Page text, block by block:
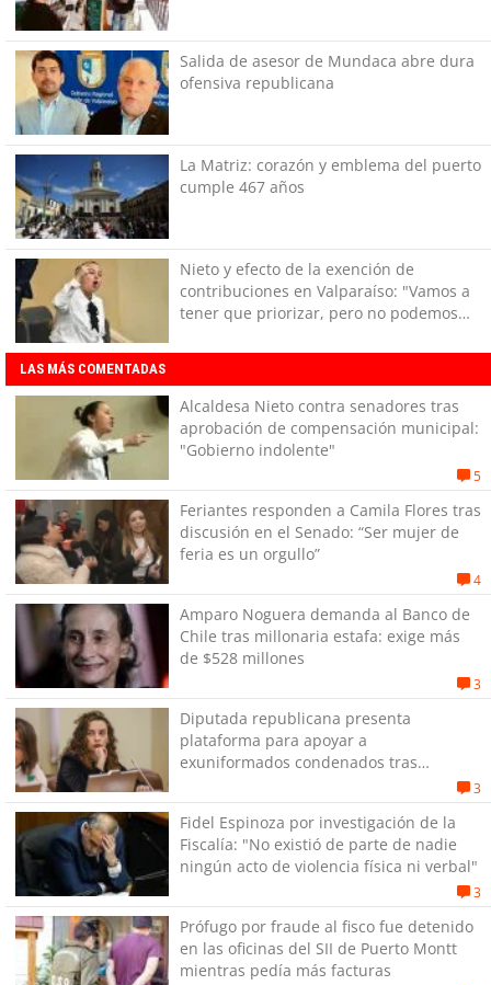
Salida de asesor de Mundaca abre dura
ofensiva republicana
La Matriz: corazón y emblema del puerto
cumple 467 años
Nieto y efecto de la exención de
contribuciones en Valparaíso: "Vamos a
tener que priorizar, pero no podemos
LAS MÁS COMENTADAS
Alcaldesa Nieto contra senadores tras
aprobación de compensación municipal:
"Gobierno indolente"
5
Feriantes responden a Camila Flores tras
discusión en el Senado: “Ser mujer de
feria es un orgullo”
4
Amparo Noguera demanda al Banco de
Chile tras millonaria estafa: exige más
de $528 millones
3
Diputada republicana presenta
plataforma para apoyar a
exuniformados condenados tras
3
Fidel Espinoza por investigación de la
Fiscalía: "No existió de parte de nadie
ningún acto de violencia física ni verbal"
3
Prófugo por fraude al fisco fue detenido
en las oficinas del SII de Puerto Montt
mientras pedía más facturas